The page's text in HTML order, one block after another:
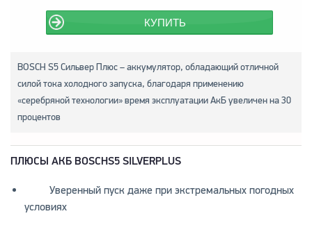
КУПИТЬ
BOSCH S5 Сильвер Плюс – аккумулятор, обладающий отличной
силой тока холодного запуска, благодаря применению
«серебряной технологии» время эксплуатации АкБ увеличен на 30
процентов
ПЛЮСЫ АКБ BOSCHS5 SILVERPLUS
Уверенный пуск даже при экстремальных погодных
условиях